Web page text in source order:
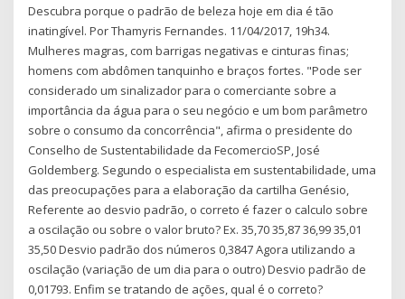
Descubra porque o padrão de beleza hoje em dia é tão
inatingível. Por Thamyris Fernandes. 11/04/2017, 19h34.
Mulheres magras, com barrigas negativas e cinturas finas;
homens com abdômen tanquinho e braços fortes. "Pode ser
considerado um sinalizador para o comerciante sobre a
importância da água para o seu negócio e um bom parâmetro
sobre o consumo da concorrência", afirma o presidente do
Conselho de Sustentabilidade da FecomercioSP, José
Goldemberg. Segundo o especialista em sustentabilidade, uma
das preocupações para a elaboração da cartilha Genésio,
Referente ao desvio padrão, o correto é fazer o calculo sobre
a oscilação ou sobre o valor bruto? Ex. 35,70 35,87 36,99 35,01
35,50 Desvio padrão dos números 0,3847 Agora utilizando a
oscilação (variação de um dia para o outro) Desvio padrão de
0,01793. Enfim se tratando de ações, qual é o correto?